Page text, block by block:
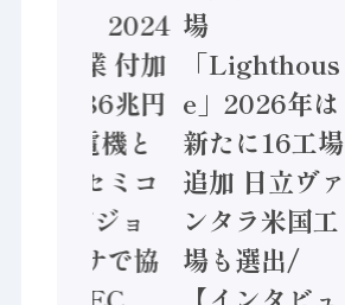
計結果」2024
年製造業 付加
価値額86兆円
/ 三菱電機と
ソニーセミコ
ン AIビジョ
ンセンサで協
場
「Lighthous
e」2026年は
新たに16工場
追加 日立ヴァ
ンタラ米国工
場も選出/